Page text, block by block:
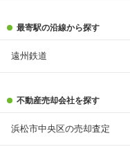
最寄駅の沿線から探す
遠州鉄道
不動産売却会社を探す
浜松市中央区の売却査定